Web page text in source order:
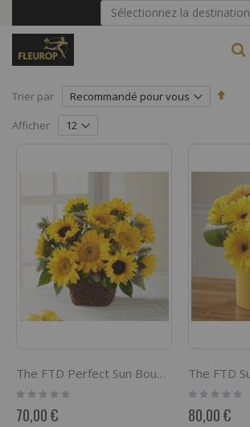
contenu
Sélectionnez la destination
Trier par
Par
Afficher
The FTD Perfect Sun Bouquet
Rating:
0%
70,00 €
Rating:
0%
80,00 €